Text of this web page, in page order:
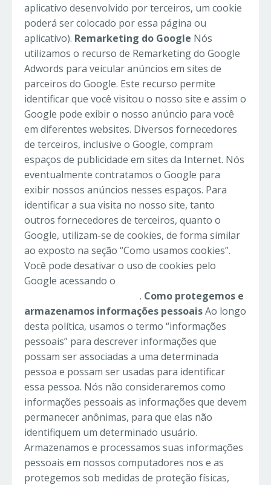
aplicativo desenvolvido por terceiros, um cookie
poderá ser colocado por essa página ou
aplicativo). Remarketing do Google Nós
utilizamos o recurso de Remarketing do Google
Adwords para veicular anúncios em sites de
parceiros do Google. Este recurso permite
identificar que você visitou o nosso site e assim o
Google pode exibir o nosso anúncio para você
em diferentes websites. Diversos fornecedores
de terceiros, inclusive o Google, compram
espaços de publicidade em sites da Internet. Nós
eventualmente contratamos o Google para
exibir nossos anúncios nesses espaços. Para
identificar a sua visita no nosso site, tanto
outros fornecedores de terceiros, quanto o
Google, utilizam-se de cookies, de forma similar
ao exposto na seção “Como usamos cookies”.
Você pode desativar o uso de cookies pelo
Google acessando o
. Como protegemos e
armazenamos informações pessoaisAo longo
desta política, usamos o termo “informações
pessoais” para descrever informações que
possam ser associadas a uma determinada
pessoa e possam ser usadas para identificar
essa pessoa. Nós não consideraremos como
informações pessoais as informações que devem
permanecer anônimas, para que elas não
identifiquem um determinado usuário.
Armazenamos e processamos suas informações
pessoais em nossos computadores nos e as
protegemos sob medidas de proteção físicas,